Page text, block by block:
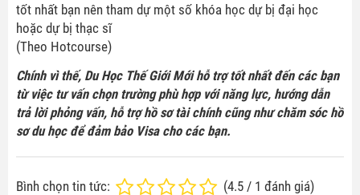
tốt nhất bạn nên tham dự một số khóa học dự bị đại học
hoặc dự bị thạc sĩ
(Theo Hotcourse)
Chính vì thế, Du Học Thế Giới Mới hỗ trợ tốt nhất đến các bạn
từ việc tư vấn chọn trường phù hợp với năng lực, hướng dẫn
trả lời phỏng vấn, hỗ trợ hồ sơ tài chính cũng như chăm sóc hồ
sơ du học để đảm bảo Visa cho các bạn.
Bình chọn tin tức: (4.5 / 1 đánh giá)